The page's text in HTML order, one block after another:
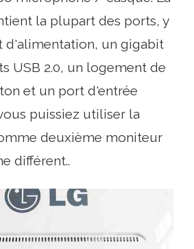
la plupart des ports, y
d'alimentation, un gigabit
USB 2.0, un logement de
et un port d'entrée
puissiez utiliser la
deuxième moniteur
différent..